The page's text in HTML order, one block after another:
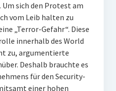
Um sich den Protest am
vom Leib halten zu
„Terror-Gefahr“. Diese
innerhalb des World
zu, argumentierte
Deshalb brauchte es
für den Security-
einer hohen